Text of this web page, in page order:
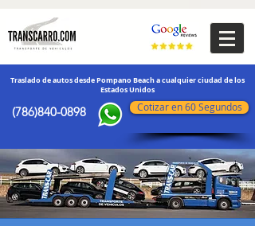
Traslado de autos desde Pompano Beach a cualquier ciudad de los
Estados Unidos
(786)840-0898 Cotizar en 60 Segundos